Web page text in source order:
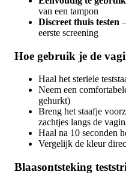
van een tampon
Discreet thuis testen
eerste screening
Hoe gebruik je de
Haal het steriele
Neem een
gehurkt)
Breng het staafje
zachtjes langs de
Haal na 10 seconden
Vergelijk de kleur
Blaasontsteking